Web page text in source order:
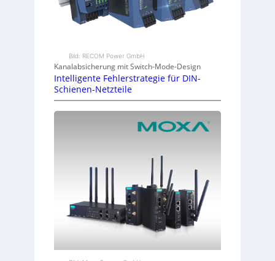
Bild: RECOM Power GmbH
Kanalabsicherung mit Switch-Mode-Design
Intelligente Fehlerstrategie für DIN-
Schienen-Netzteile